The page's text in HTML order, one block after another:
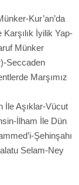
Kur’an’da
İyilik Yap-
Münker
Seccaden
Marşımız
İle Aşıklar-Vücut
İlham İle Dün
Şehinşahı
Selam-Ney